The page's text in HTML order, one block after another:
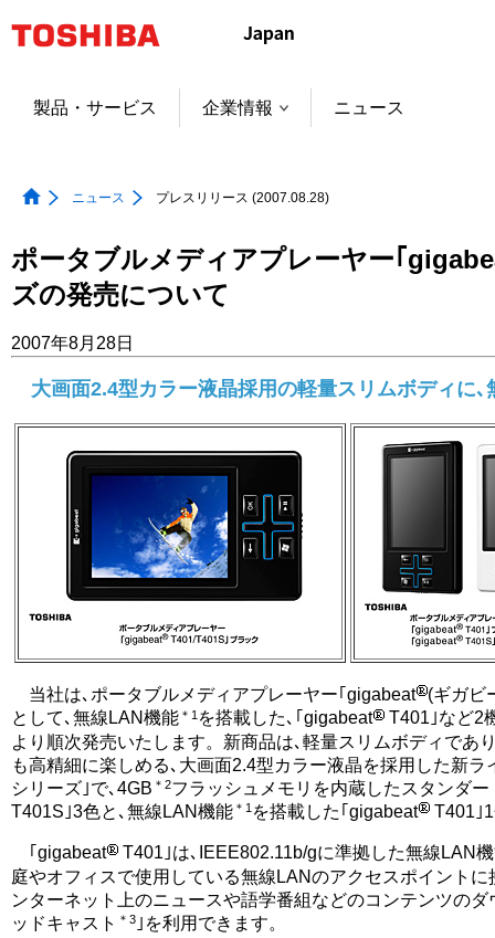
ャ
製品・サービス 企業情報 ニュース
ニュース プレスリリース (2007.08.28)
ポータブルメディアプレーヤー｢
ズの発売について
2007年8月28日
大画面2.4型カラー液晶採用の軽量スリムボディに
当社は､ポータブルメディアプレーヤー｢gigabeat
(ギガビ
として､無線LAN機能 ＊1 を搭載した､｢gigabeat
T401｣など2
より順次発売いたします。新商品は､軽量スリムボディであ
も高精細に楽しめる､大画面2.4型カラー液晶を採用した新ラ
シリーズ｣で､4GB ＊2フラッシュメモリを内蔵したスタンダ
T401S｣3色と､無線LAN機能 ＊1 を搭載した｢gigabeat T401｣
｢gigabeat
T401｣は､IEEE802.11b/gに準拠した無線LAN
庭やオフィスで使用している無線LANのアクセスポイント
ンターネット上のニュースや語学番組などのコンテンツの
ッドキャスト ＊3 ｣を利用できます。